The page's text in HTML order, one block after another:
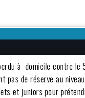
à domicile contre le
pas de réserve au
et juniors pour